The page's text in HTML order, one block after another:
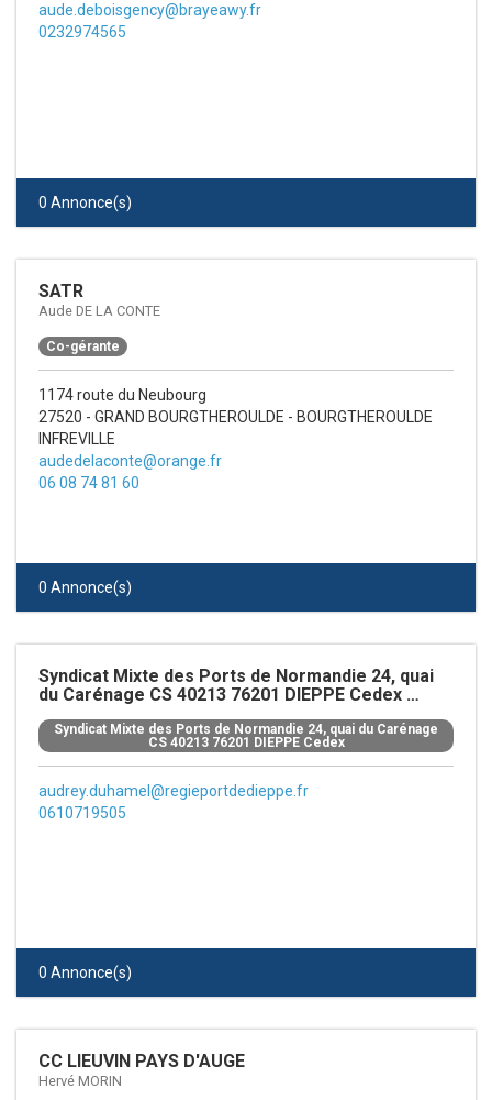
aude.deboisgency@brayeawy.fr
0232974565
0 Annonce(s)
SATR
Aude DE LA CONTE
Co-gérante
1174 route du Neubourg
27520 - GRAND BOURGTHEROULDE - BOURGTHEROULDE
INFREVILLE
audedelaconte@orange.fr
06 08 74 81 60
0 Annonce(s)
Syndicat Mixte des Ports de Normandie 24, quai
du Carénage CS 40213 76201 DIEPPE Cedex
40213 76201 DIEPPE Cedex
Syndicat Mixte des Ports de Normandie 24, quai du Carénage
CS 40213 76201 DIEPPE Cedex
audrey.duhamel@regieportdedieppe.fr
0610719505
0 Annonce(s)
CC LIEUVIN PAYS D'AUGE
Hervé MORIN